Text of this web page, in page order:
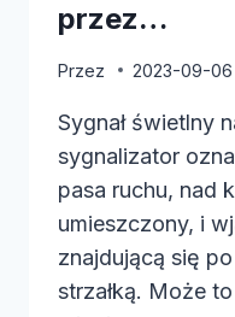
przez…
Przez 2023-09-06
Sygnał świetlny
sygnalizator
pasa ruchu, nad
umieszczony, i
znajdującą się
strzałką. Może